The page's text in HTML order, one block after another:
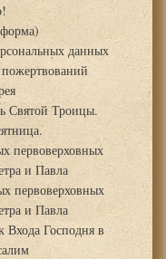
данных
пожертвований
Святой Троицы.
первоверховных
и Павла
первоверховных
и Павла
Входа Господня в